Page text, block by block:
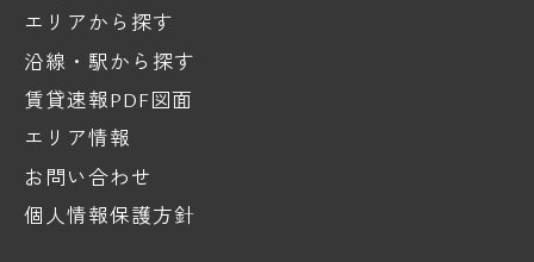
エリアから探す
沿線・駅から探す
賃貸速報PDF図面
エリア情報
お問い合わせ
個人情報保護方針